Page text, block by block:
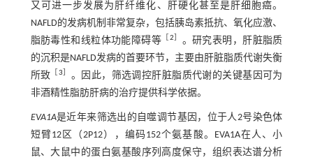
又可进一步发展为肝纤维化、肝硬化甚至是肝细胞癌。
NAFLD的发病机制非常复杂，包括胰岛素抵抗、氧化应激、
脂肪毒性和线粒体功能障碍等
2
。研究表明，肝脏脂质
的沉积是NAFLD发病的首要环节，主要由肝脏脂质代谢失衡
所致
3
。因此，筛选调控肝脏脂质代谢的关键基因可为
非酒精性脂肪肝病的治疗提供科学依据。
EVA1A是近年来筛选出的自噬调节基因，位于人2号染色体
短臂12区（2P12），编码152个氨基酸。EVA1A在人、小
鼠、大鼠中的蛋白氨基酸序列高度保守，组织表达谱分析